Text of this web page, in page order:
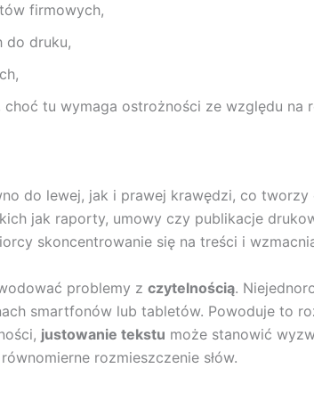
firmowych,
do druku,
tu wymaga ostrożności ze względu na
do lewej, jak i prawej krawędzi, co
jak raporty, umowy czy publikacje
skoncentrowanie się na treści i
problemy z czytelnością.
smartfonów lub tabletów. Powoduje to
justowanie tekstu może stanowić
rozmieszczenie słów.